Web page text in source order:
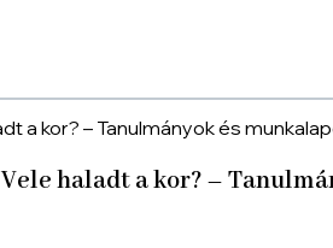
Vele haladt a kor? –